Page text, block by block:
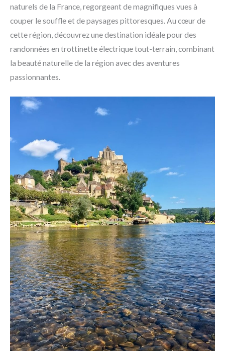
naturels de la France, regorgeant de magnifiques vues à
couper le souffle et de paysages pittoresques. Au cœur de
cette région, découvrez une destination idéale pour des
randonnées en trottinette électrique tout-terrain, combinant
la beauté naturelle de la région avec des aventures
passionnantes.